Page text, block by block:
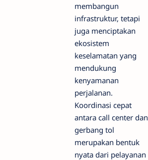
membangun
infrastruktur, tetapi
juga menciptakan
ekosistem
keselamatan yang
mendukung
kenyamanan
perjalanan.
Koordinasi cepat
antara call center dan
gerbang tol
merupakan bentuk
nyata dari pelayanan